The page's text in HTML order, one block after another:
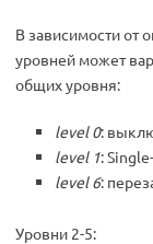
В зависимости от
уровней может
общих уровня:
level 0:
level 1:
level 6:
Уровни 2-5: